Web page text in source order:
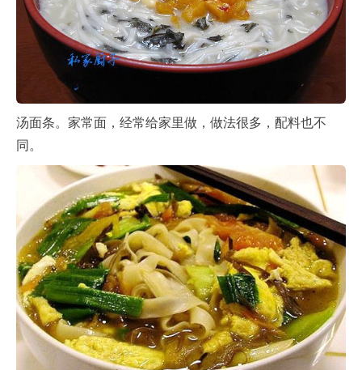
汤面条。家常面，经常给家里做，做法很多，配料也不
同。